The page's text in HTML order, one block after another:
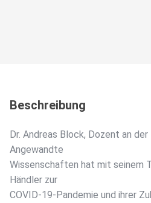
Beschreibung
Dr. Andreas Block, Dozent an
Angewandte
Wissenschaften hat mit seinem
Händler zur
COVID-19-Pandemie und ihrer